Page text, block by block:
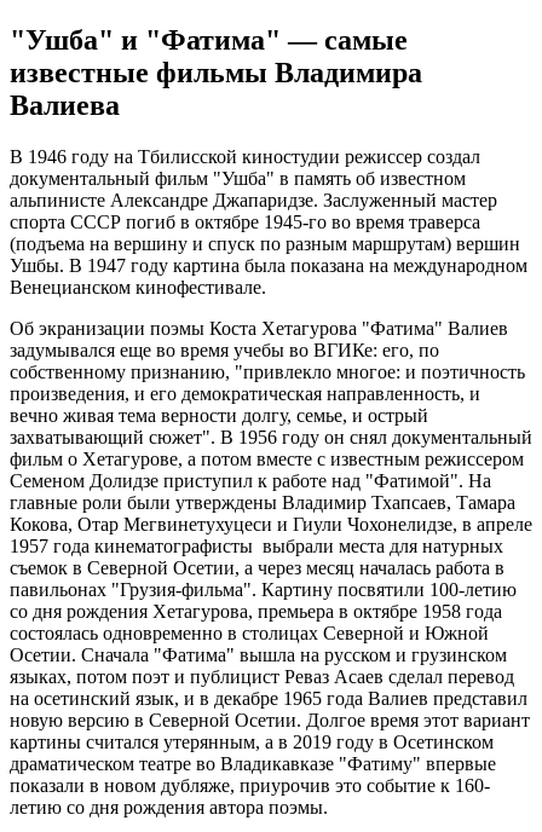
"Ушба" и "Фатима" — самые
известные фильмы Владимира
Валиева
В 1946 году на Тбилисской киностудии режиссер создал
документальный фильм "Ушба" в память об известном
альпинисте Александре Джапаридзе. Заслуженный мастер
спорта СССР погиб в октябре 1945-го во время траверса
(подъема на вершину и спуск по разным маршрутам) вершин
Ушбы. В 1947 году картина была показана на международном
Венецианском кинофестивале.
Об экранизации поэмы Коста Хетагурова "Фатима" Валиев
задумывался еще во время учебы во ВГИКе: его, по
собственному признанию, "привлекло многое: и поэтичность
произведения, и его демократическая направленность, и
вечно живая тема верности долгу, семье, и острый
захватывающий сюжет". В 1956 году он снял документальный
фильм о Хетагурове, а потом вместе с известным режиссером
Семеном Долидзе приступил к работе над "Фатимой". На
главные роли были утверждены Владимир Тхапсаев, Тамара
Кокова, Отар Мегвинетухуцеси и Гиули Чохонелидзе, в апреле
1957 года кинематографисты выбрали места для натурных
съемок в Северной Осетии, а через месяц началась работа в
павильонах "Грузия-фильма". Картину посвятили 100-летию
со дня рождения Хетагурова, премьера в октябре 1958 года
состоялась одновременно в столицах Северной и Южной
Осетии. Сначала "Фатима" вышла на русском и грузинском
языках, потом поэт и публицист Реваз Асаев сделал перевод
на осетинский язык, и в декабре 1965 года Валиев представил
новую версию в Северной Осетии. Долгое время этот вариант
картины считался утерянным, а в 2019 году в Осетинском
драматическом театре во Владикавказе "Фатиму" впервые
показали в новом дубляже, приурочив это событие к 160-
летию со дня рождения автора поэмы.